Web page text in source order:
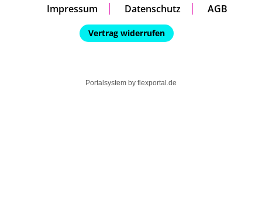
Impressum Datenschutz AGB
Vertrag widerrufen
Portalsystem by flexportal.de